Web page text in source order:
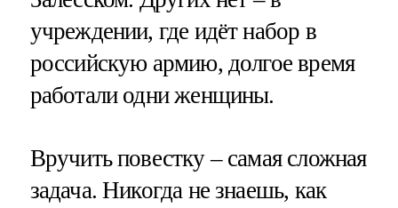
учреждении, где идёт набор в
российскую армию, долгое время
работали одни женщины.
Вручить повестку – самая сложная
задача. Никогда не знаешь, как